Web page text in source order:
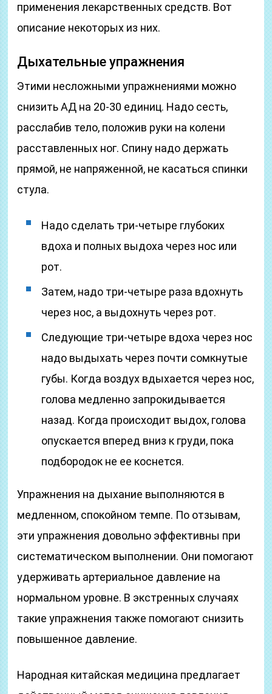
применения лекарственных средств. Вот
описание некоторых из них.
Дыхательные упражнения
Этими несложными упражнениями можно
снизить АД на 20-30 единиц. Надо сесть,
расслабив тело, положив руки на колени
расставленных ног. Спину надо держать
прямой, не напряженной, не касаться спинки
стула.
Надо сделать три-четыре глубоких
вдоха и полных выдоха через нос или
рот.
Затем, надо три-четыре раза вдохнуть
через нос, а выдохнуть через рот.
Следующие три-четыре вдоха через нос
надо выдыхать через почти сомкнутые
губы. Когда воздух вдыхается через нос,
голова медленно запрокидывается
назад. Когда происходит выдох, голова
опускается вперед вниз к груди, пока
подбородок не ее коснется.
Упражнения на дыхание выполняются в
медленном, спокойном темпе. По отзывам,
эти упражнения довольно эффективны при
систематическом выполнении. Они помогают
удерживать артериальное давление на
нормальном уровне. В экстренных случаях
такие упражнения также помогают снизить
повышенное давление.
Народная китайская медицина предлагает